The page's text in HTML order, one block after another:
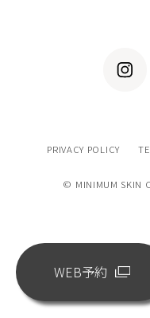
PRIVACY POLICY
© MINIMUM SKIN
WEB予約